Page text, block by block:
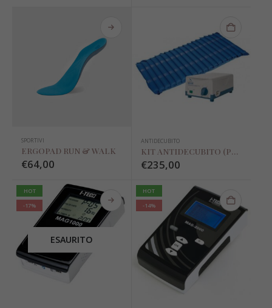
SPORTIVI
ERGOPAD RUN & WALK
€64,00
ANTIDECUBITO
KIT ANTIDECUBITO (POMPA E MATERASSO) LEVITAS MORETTI EXCEL 4000
€235,00
HOT
-17%
ESAURITO
HOT
-14%